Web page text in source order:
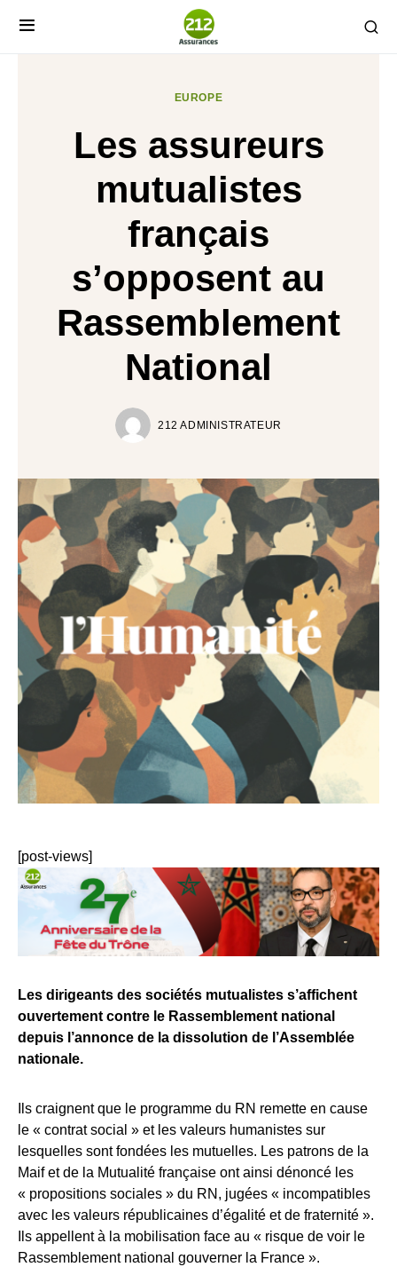
EUROPE
Les assureurs
mutualistes
français
s’opposent au
Rassemblement
National
212 ADMINISTRATEUR
[post-views]
Les dirigeants des sociétés mutualistes s’affichent
ouvertement contre le Rassemblement national
depuis l’annonce de la dissolution de l’Assemblée
nationale.
Ils craignent que le programme du RN remette en cause
le « contrat social » et les valeurs humanistes sur
lesquelles sont fondées les mutuelles. Les patrons de la
Maif et de la Mutualité française ont ainsi dénoncé les
« propositions sociales » du RN, jugées « incompatibles
avec les valeurs républicaines d’égalité et de fraternité ».
Ils appellent à la mobilisation face au « risque de voir le
Rassemblement national gouverner la France ».